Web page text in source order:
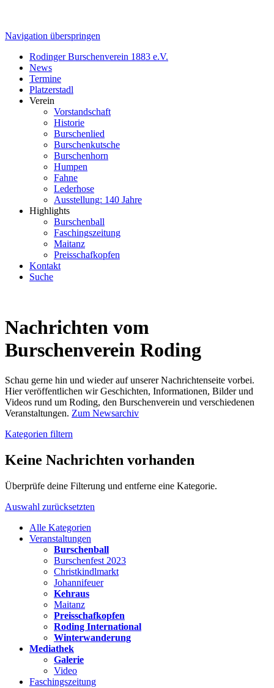
Navigation überspringen
Rodinger Burschenverein 1883 e.V.
News
Termine
Platzerstadl
Verein
Vorstandschaft
Historie
Burschenlied
Burschenkutsche
Burschenhorn
Humpen
Fahne
Lederhose
Ausstellung: 140 Jahre
Highlights
Burschenball
Faschingszeitung
Maitanz
Preisschafkopfen
Kontakt
Suche
Nachrichten vom
Burschenverein Roding
Schau gerne hin und wieder auf unserer Nachrichtenseite vorbei.
Hier veröffentlichen wir Geschichten, Informationen, Bilder und
Videos rund um Roding, den Burschenverein und verschiedenen
Veranstaltungen. Zum Newsarchiv
Kategorien filtern
Keine Nachrichten vorhanden
Überprüfe deine Filterung und entferne eine Kategorie.
Auswahl zurücksetzten
Alle Kategorien
Veranstaltungen
Burschenball
Burschenfest 2023
Christkindlmarkt
Johannifeuer
Kehraus
Maitanz
Preisschafkopfen
Roding International
Winterwanderung
Mediathek
Galerie
Video
Faschingszeitung